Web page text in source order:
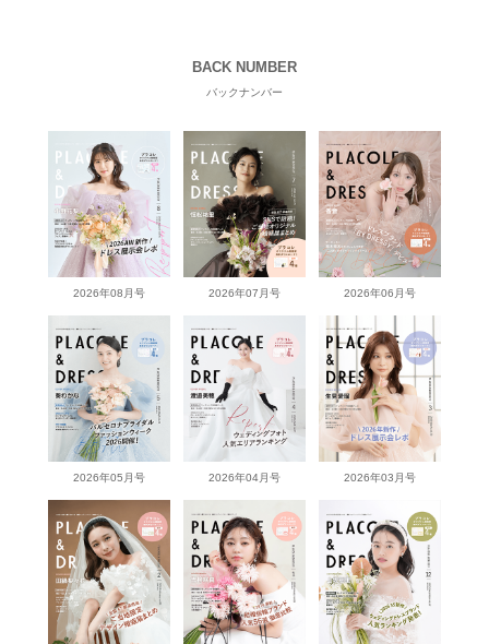
BACK NUMBER
バックナンバー
2026年08月号 2026年07月号 2026年06月号
2026年05月号 2026年04月号 2026年03月号